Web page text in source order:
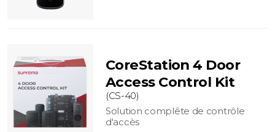
CoreStation 4 Door
Access Control Kit
(CS-40)
Solution complête de contrôle
d'accès